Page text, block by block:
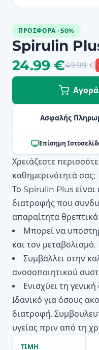
ΠΡΟΣΦΟΡΆ -50%
Spirulin
24.99 €49.99 €
Ασφαλής
Επίσημη
Χρειάζεστε
καθημερινότητά σας;
Το Spirulin Plus
διατροφής που
απαραίτητα
Μπορεί να
και τον μεταβολισμό.
Συμβάλλει στην
ανοσοποιητικού
Ενισχύει τη
Ιδανικό για όσους
διατροφή.
υγείας πριν από τη
ΤΙΜΉ